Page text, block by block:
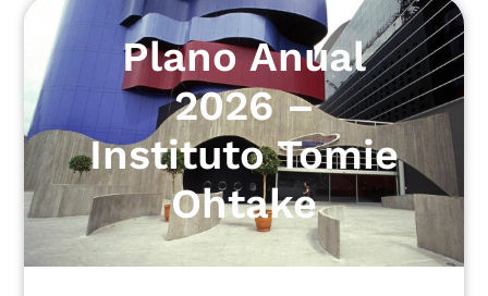
Plano Anual
2026 –
Instituto Tomie
Ohtake